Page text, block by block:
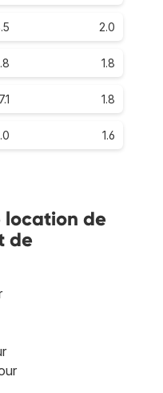
2.0
1.8
1.8
1.6
location de
de